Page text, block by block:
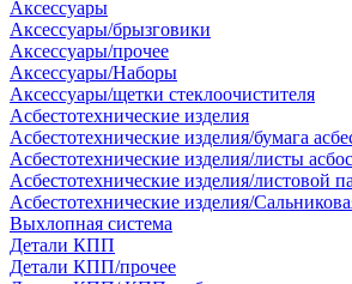
Аксессуары
Аксессуары/брызговики
Аксессуары/прочее
Аксессуары/Наборы
Аксессуары/щетки стеклоочистителя
Асбестотехнические изделия
Асбестотехнические изделия/бумага
Асбестотехнические изделия/листы
Асбестотехнические изделия/листовой
Асбестотехнические изделия/
Выхлопная система
Детали КПП
Детали КПП/прочее